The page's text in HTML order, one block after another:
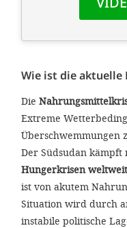
Wie ist die aktuelle
Die
Extreme
Überschwemmungen
Der Südsudan
Hungerkrisen weltweit
ist von akutem
Situation wird durch
instabile politische